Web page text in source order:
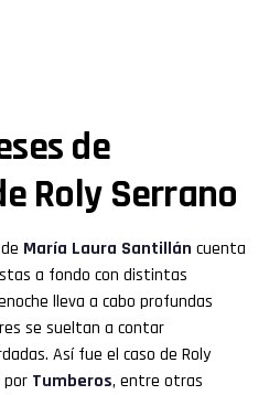
de
Roly Serrano
María Laura Santillán cuenta
a fondo con distintas
lleva a cabo profundas
se sueltan a contar
Así fue el caso de Roly
por Tumberos, entre otras